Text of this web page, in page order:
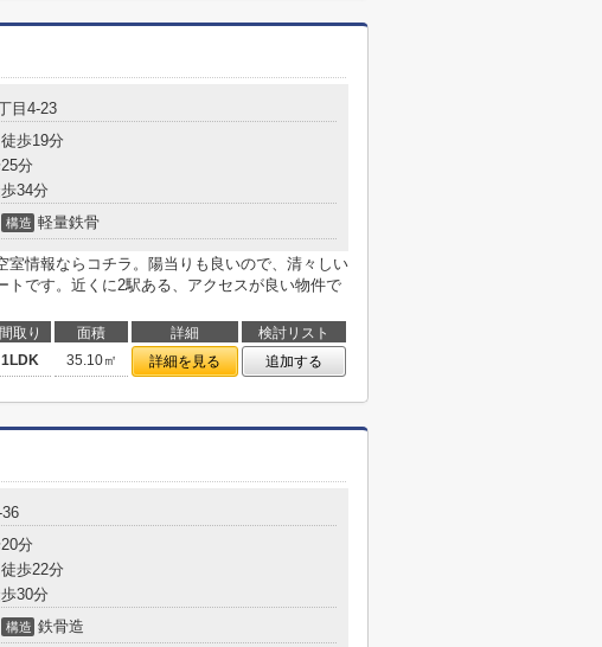
目4-23
徒歩19分
分
34分
構造 軽量鉄骨
室情報ならコチラ。陽当りも良いので、清々しい
トです。近くに2駅ある、アクセスが良い物件で
間取り 面積 詳細
検討リスト
1LDK 35.10㎡ 詳細を見る 追加する
36
分
徒歩22分
30分
構造 鉄骨造